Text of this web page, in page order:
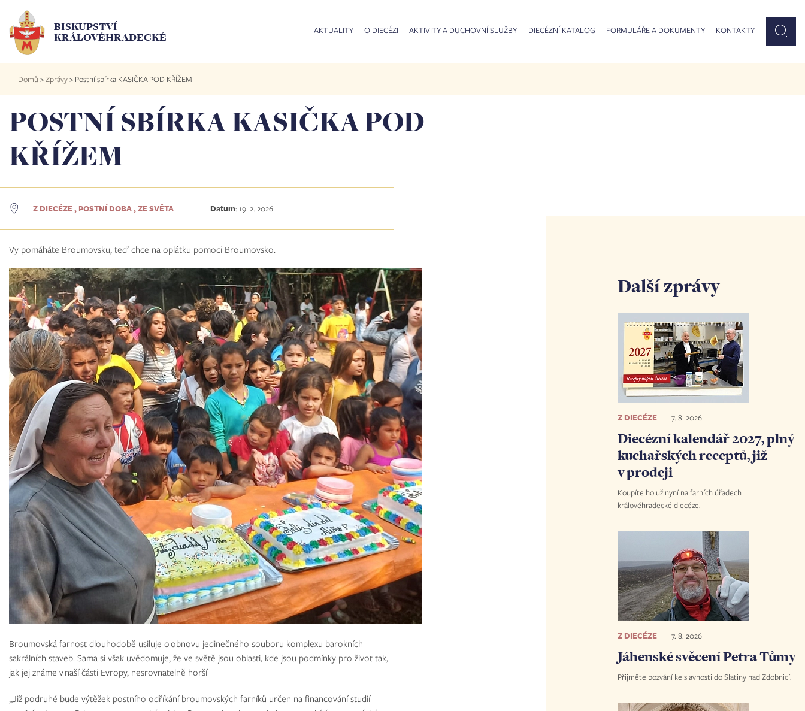
hlavnímu
obsahu
BISKUPSTVÍ
KRÁLOVÉHRADECKÉ
AKTUALITY O DIECÉZI AKTIVITY A DUCHOVNÍ SLUŽBY DIECÉZNÍ KATALOG FORMULÁŘE A DOKUMENTY KONTAKTY
Drobečková
navigace
Domů >Zprávy> Postní sbírka KASIČKA POD KŘÍŽEM
POSTNÍ SBÍRKA KASIČKA POD
KŘÍŽEM
Z DIECÉZE , POSTNÍ DOBA , ZE SVĚTA Datum: 19. 2. 2026
Vy pomáháte Broumovsku, teď chce na oplátku pomoci Broumovsko.
Broumovská farnost dlouhodobě usiluje o obnovu jedinečného souboru komplexu barokních
sakrálních staveb. Sama si však uvědomuje, že ve světě jsou oblasti, kde jsou podmínky pro život tak,
jak jej známe v naší části Evropy, nesrovnatelně horší
„Již podruhé bude výtěžek postního odříkání broumovských farníků určen na financování studií
Další zprávy
Z DIECÉZE 7. 8. 2026
Diecézní kalendář 2027, plný
kuchařských receptů, již
v prodeji
Koupíte ho už nyní na farních úřadech
královéhradecké diecéze.
Z DIECÉZE 7. 8. 2026
Jáhenské svěcení Petra Tůmy
Přijměte pozvání ke slavnosti do Slatiny nad Zdobnicí.